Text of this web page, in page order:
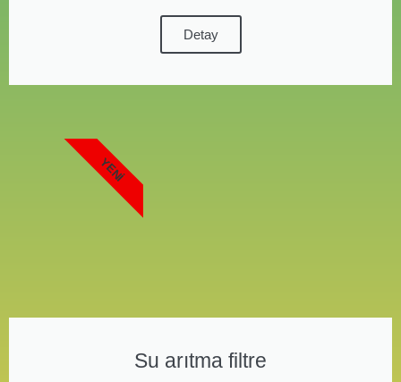
Detay
Su arıtma filtre
YENI